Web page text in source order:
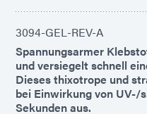
3094-GEL-REV-A
Spannungsarmer
und versiegelt schnell
Dieses thixotrope und
bei Einwirkung von UV-/
Sekunden aus.